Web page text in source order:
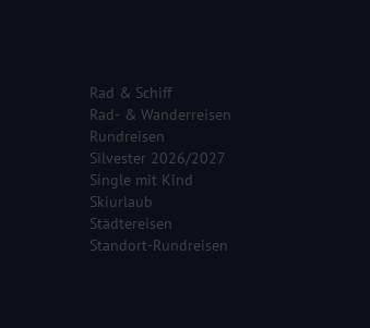
Rad & Schiff
Rad- & Wanderreisen
Rundreisen
Silvester 2026/2027
Single mit Kind
Skiurlaub
Städtereisen
Standort-Rundreisen